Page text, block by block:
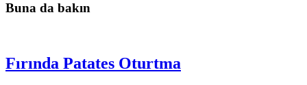
Buna da bakın
Fırında Patates Oturtma